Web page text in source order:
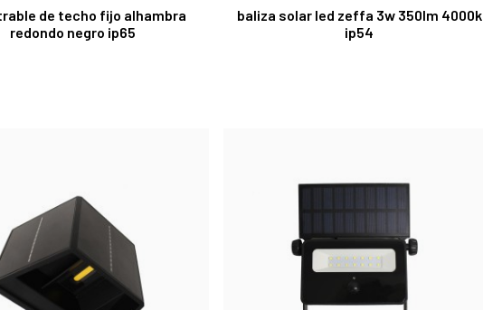
de techo fijo alhambra
redondo negro ip65
baliza solar led zeffa 3w 350lm 4000k
ip54